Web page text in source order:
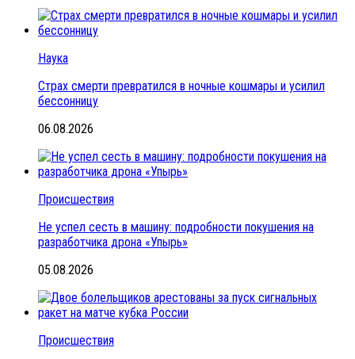
Наука
Страх смерти превратился в ночные кошмары и усилил
бессонницу
06.08.2026
Происшествия
Не успел сесть в машину: подробности покушения на
разработчика дрона «Упырь»
05.08.2026
Происшествия